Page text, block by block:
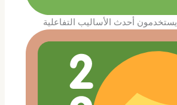
يستخدمون أحدث الأساليب التفاعلية